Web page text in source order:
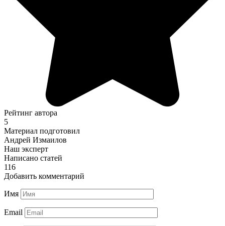
Рейтинг автора
5
Материал подготовил
Андрей Измаилов
Наш эксперт
Написано статей
116
Добавить комментарий
Имя
Email